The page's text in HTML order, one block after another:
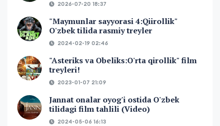
2026-07-20 18:37
"Maymunlar sayyorasi 4:Qiirollik"
O'zbek tilida rasmiy treyler
2024-02-19 02:46
"Asteriks va Obeliks:O'rta qirollik" film
treyleri!
2023-01-07 21:09
Jannat onalar oyog'i ostida O'zbek
tilidagi film tahlili (Video)
2024-05-06 16:13